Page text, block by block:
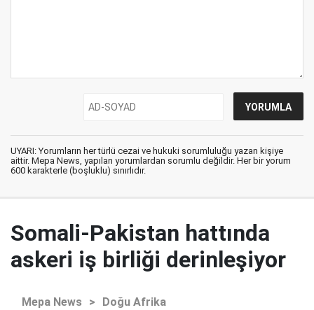
UYARI: Yorumların her türlü cezai ve hukuki sorumluluğu yazan kişiye
aittir. Mepa News, yapılan yorumlardan sorumlu değildir. Her bir yorum
600 karakterle (boşluklu) sınırlıdır.
Somali-Pakistan hattında
askeri iş birliği derinleşiyor
Mepa News > Doğu Afrika